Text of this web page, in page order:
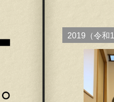
2019（令和